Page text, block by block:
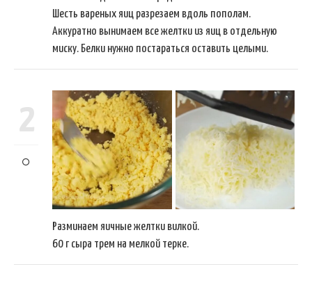
Шесть вареных яиц разрезаем вдоль пополам.
Аккуратно вынимаем все желтки из яиц в отдельную
миску. Белки нужно постараться оставить целыми.
2
Разминаем яичные желтки вилкой.
60 г сыра трем на мелкой терке.